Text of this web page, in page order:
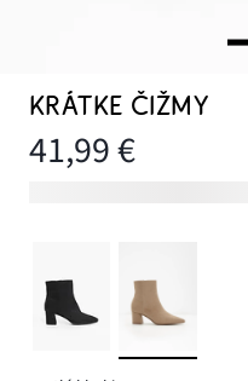
KRÁTKE ČIŽMY
41,99 €